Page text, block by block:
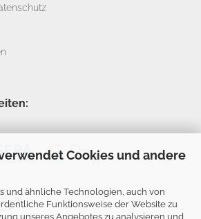
Cookies und andere
und ähnliche Technologien, auch von
Funktionsweise der Website zu
unseres Angebotes zu analysieren und